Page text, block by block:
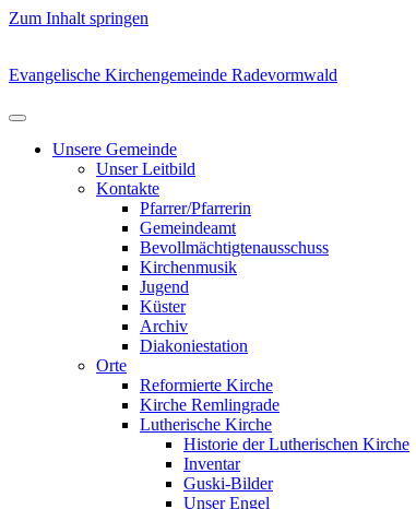
Zum Inhalt springen
Evangelische Kirchengemeinde Radevormwald
Unsere Gemeinde
Unser Leitbild
Kontakte
Pfarrer/Pfarrerin
Gemeindeamt
Bevollmächtigtenausschuss
Kirchenmusik
Jugend
Küster
Archiv
Diakoniestation
Orte
Reformierte Kirche
Kirche Remlingrade
Lutherische Kirche
Historie der Lutherischen Kirche
Inventar
Guski-Bilder
Unser Engel